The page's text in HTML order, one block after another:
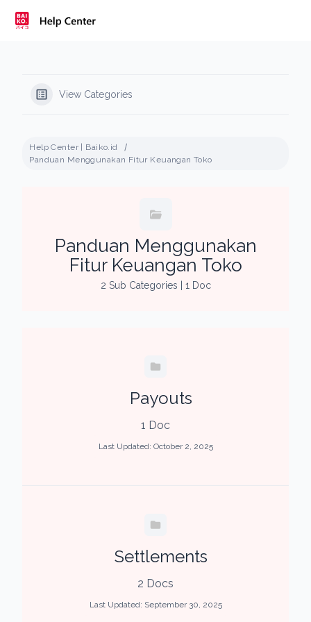
View Categories
Help Center | Baiko.id
Panduan Menggunakan Fitur Keuangan Toko
Panduan Menggunakan
Fitur Keuangan Toko
2 Sub Categories 1 Doc
Payouts
1 Doc
Last Updated: October 2, 2025
Settlements
2 Docs
Last Updated: September 30, 2025